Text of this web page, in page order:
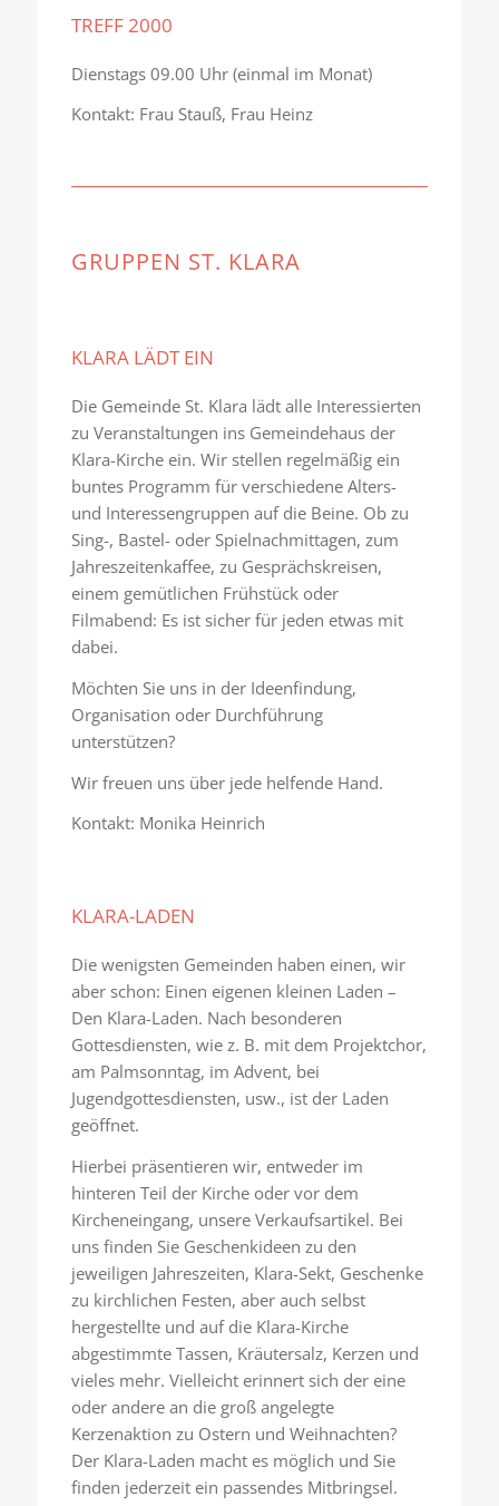
TREFF 2000
Dienstags 09.00 Uhr (einmal im Monat)
Kontakt: Frau Stauß, Frau Heinz
GRUPPEN ST. KLARA
KLARA LÄDT EIN
Die Gemeinde St. Klara lädt alle Interessierten
zu Veranstaltungen ins Gemeindehaus der
Klara-Kirche ein. Wir stellen regelmäßig ein
buntes Programm für verschiedene Alters-
und Interessengruppen auf die Beine. Ob zu
Sing-, Bastel- oder Spielnachmittagen, zum
Jahreszeitenkaffee, zu Gesprächskreisen,
einem gemütlichen Frühstück oder
Filmabend: Es ist sicher für jeden etwas mit
dabei.
Möchten Sie uns in der Ideenfindung,
Organisation oder Durchführung
unterstützen?
Wir freuen uns über jede helfende Hand.
Kontakt: Monika Heinrich
KLARA-LADEN
Die wenigsten Gemeinden haben einen, wir
aber schon: Einen eigenen kleinen Laden –
Den Klara-Laden. Nach besonderen
Gottesdiensten, wie z. B. mit dem Projektchor,
am Palmsonntag, im Advent, bei
Jugendgottesdiensten, usw., ist der Laden
geöffnet.
Hierbei präsentieren wir, entweder im
hinteren Teil der Kirche oder vor dem
Kircheneingang, unsere Verkaufsartikel. Bei
uns finden Sie Geschenkideen zu den
jeweiligen Jahreszeiten, Klara-Sekt, Geschenke
zu kirchlichen Festen, aber auch selbst
hergestellte und auf die Klara-Kirche
abgestimmte Tassen, Kräutersalz, Kerzen und
vieles mehr. Vielleicht erinnert sich der eine
oder andere an die groß angelegte
Kerzenaktion zu Ostern und Weihnachten?
Der Klara-Laden macht es möglich und Sie
finden jederzeit ein passendes Mitbringsel.